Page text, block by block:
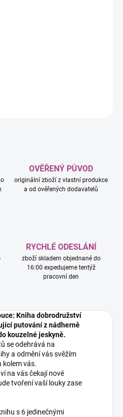
OVĚŘENÝ PŮVOD
originální zboží z vlastní produkce
a od ověřených dodavatelů
RYCHLÉ ODESLÁNÍ
zboží skladem objednané do
16:00 expedujeme tentýž
pracovní den
Kniha dobrodružství
putování z nádherně
kouzelné jeskyně.
se odehrává na
a odmění vás svěžím
kolem vás.
na vás čekají nové
tvoření vaší louky zase
s 6 jedinečnými